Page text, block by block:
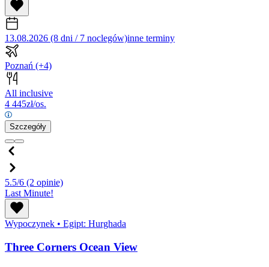
13.08.2026 (8 dni / 7 noclegów)inne terminy
Poznań (+4)
All inclusive
4 445zł/os.
Szczegóły
5.5/6 (2 opinie)
Last Minute!
Wypoczynek • Egipt: Hurghada
Three Corners Ocean View